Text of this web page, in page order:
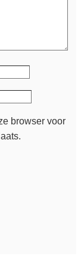
browser voor